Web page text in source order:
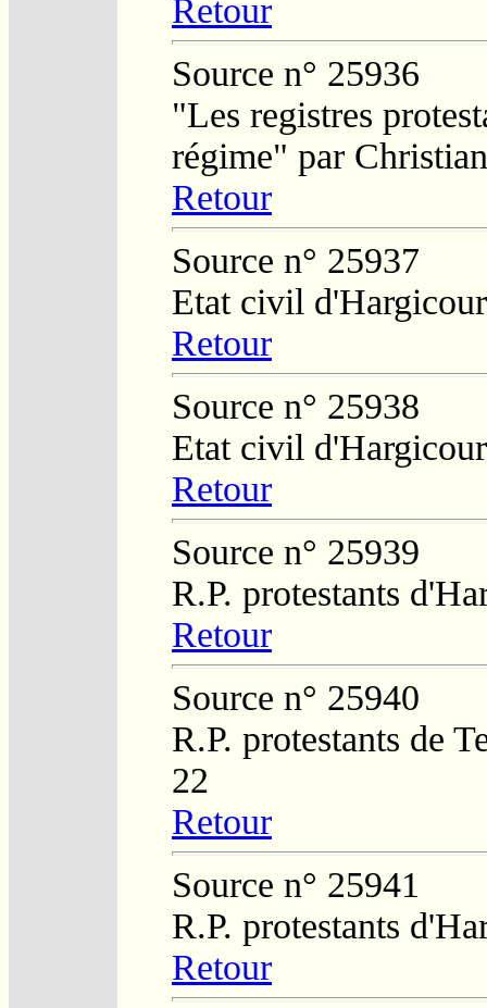
Retour
Source n° 25936
"Les registres
régime" par
Retour
Source n° 25937
Etat civil
Retour
Source n° 25938
Etat civil
Retour
Source n° 25939
R.P. protestants
Retour
Source n° 25940
R.P. protestants de
22
Retour
Source n° 25941
R.P. protestants
Retour